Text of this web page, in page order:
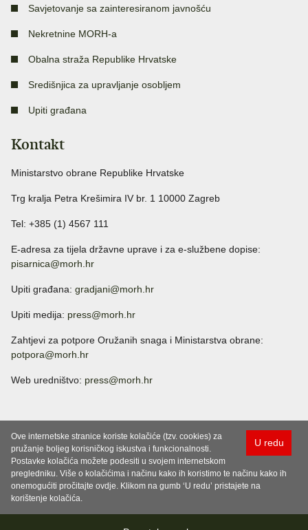
Savjetovanje sa zainteresiranom javnošću
Nekretnine MORH-a
Obalna straža Republike Hrvatske
Središnjica za upravljanje osobljem
Upiti građana
Kontakt
Ministarstvo obrane Republike Hrvatske
Trg kralja Petra Krešimira IV br. 1 10000 Zagreb
Tel: +385 (1) 4567 111
E-adresa za tijela državne uprave i za e-službene dopise:
pisarnica@morh.hr
Upiti građana: gradjani@morh.hr
Upiti medija: press@morh.hr
Zahtjevi za potpore Oružanih snaga i Ministarstva obrane:
potpora@morh.hr
Web uredništvo: press@morh.hr
U redu
Ove internetske stranice koriste kolačiće (tzv. cookies) za
pružanje boljeg korisničkog iskustva i funkcionalnosti.
Postavke kolačića možete podesiti u svojem internetskom
pregledniku. Više o kolačićima i načinu kako ih koristimo te načinu kako ih
onemogućiti pročitajte ovdje. Klikom na gumb ‘U redu’ pristajete na
korištenje kolačića.